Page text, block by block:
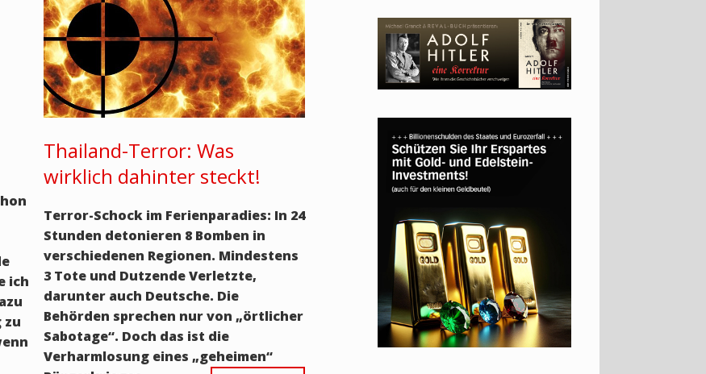
ich
zu
Thailand-Terror: Was
wirklich dahinter steckt!
Terror-Schock im Ferienparadies: In 24
Stunden detonieren 8 Bomben in
verschiedenen Regionen. Mindestens
3 Tote und Dutzende Verletzte,
darunter auch Deutsche. Die
Behörden sprechen nur von „örtlicher
Sabotage“. Doch das ist die
Verharmlosung eines „geheimen“